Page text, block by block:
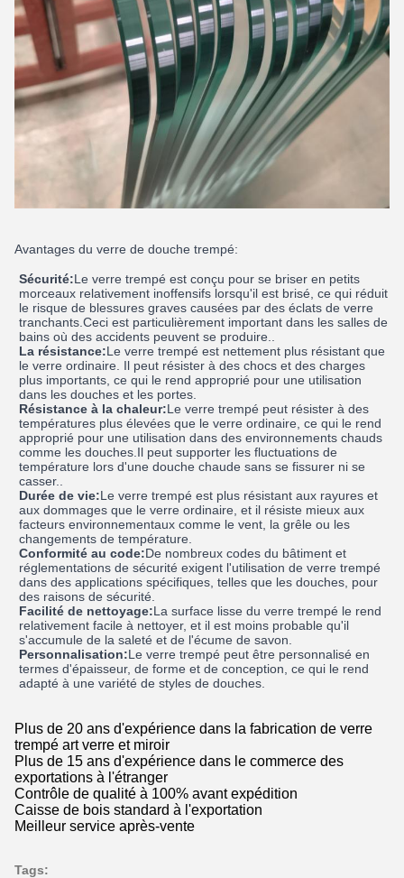
Avantages du verre de douche trempé:
Sécurité:Le verre trempé est conçu pour se briser en petits
morceaux relativement inoffensifs lorsqu'il est brisé, ce qui réduit
le risque de blessures graves causées par des éclats de verre
tranchants.Ceci est particulièrement important dans les salles de
bains où des accidents peuvent se produire..
La résistance:Le verre trempé est nettement plus résistant que
le verre ordinaire. Il peut résister à des chocs et des charges
plus importants, ce qui le rend approprié pour une utilisation
dans les douches et les portes.
Résistance à la chaleur:Le verre trempé peut résister à des
températures plus élevées que le verre ordinaire, ce qui le rend
approprié pour une utilisation dans des environnements chauds
comme les douches.Il peut supporter les fluctuations de
température lors d'une douche chaude sans se fissurer ni se
casser..
Durée de vie:Le verre trempé est plus résistant aux rayures et
aux dommages que le verre ordinaire, et il résiste mieux aux
facteurs environnementaux comme le vent, la grêle ou les
changements de température.
Conformité au code:De nombreux codes du bâtiment et
réglementations de sécurité exigent l'utilisation de verre trempé
dans des applications spécifiques, telles que les douches, pour
des raisons de sécurité.
Facilité de nettoyage:La surface lisse du verre trempé le rend
relativement facile à nettoyer, et il est moins probable qu'il
s'accumule de la saleté et de l'écume de savon.
Personnalisation:Le verre trempé peut être personnalisé en
termes d'épaisseur, de forme et de conception, ce qui le rend
adapté à une variété de styles de douches.
Plus de 20 ans d'expérience dans la fabrication de verre
trempé art verre et miroir
Plus de 15 ans d'expérience dans le commerce des
exportations à l'étranger
Contrôle de qualité à 100% avant expédition
Caisse de bois standard à l'exportation
Meilleur service après-vente
Tags: